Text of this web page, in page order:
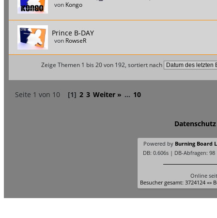
von Kongo
Prince B-DAY
von RowseR
Zeige Themen 1 bis 20 von 192, sortiert nach
Seite 1 von 10 [1] 2 3 Weiter » ... 10
Datenschutz
Powered by Burning Board
DB: 0.606s | DB-Abfragen:
Online
Besucher gesamt: 3724124 «»